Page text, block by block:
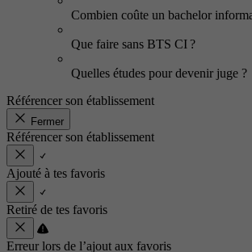
Combien coûte un bachelor
Que faire sans BTS CI ?
Quelles études pour devenir juge ?
Référencer son établissement
Fermer
Référencer son établissement
Ajouté à tes favoris
Retiré de tes favoris
Erreur lors de l’ajout aux favoris